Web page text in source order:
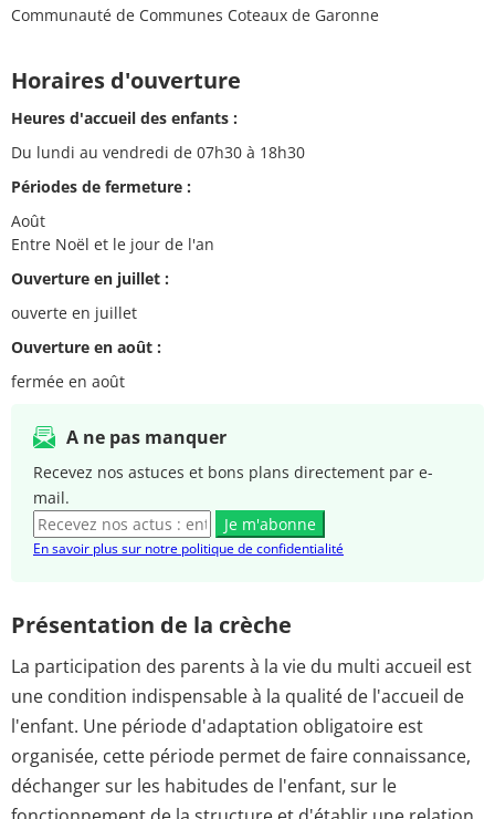
Communauté de Communes Coteaux de Garonne
Horaires d'ouverture
Heures d'accueil des enfants :
Du lundi au vendredi de 07h30 à 18h30
Périodes de fermeture :
Août
Entre Noël et le jour de l'an
Ouverture en juillet :
ouverte en juillet
Ouverture en août :
fermée en août
A ne pas manquer
Recevez nos astuces et bons plans directement par e-
mail.
Je m'abonne
En savoir plus sur notre politique de confidentialité
Présentation de la crèche
La participation des parents à la vie du multi accueil est
une condition indispensable à la qualité de l'accueil de
l'enfant. Une période d'adaptation obligatoire est
organisée, cette période permet de faire connaissance,
déchanger sur les habitudes de l'enfant, sur le